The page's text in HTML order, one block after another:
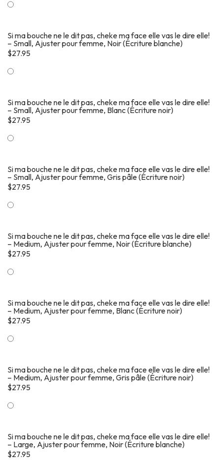
Si ma bouche ne le dit pas, cheke ma face elle vas le dire elle!
– Small, Ajuster pour femme, Noir (Écriture blanche)
$27.95
Si ma bouche ne le dit pas, cheke ma face elle vas le dire elle!
– Small, Ajuster pour femme, Blanc (Écriture noir)
$27.95
Si ma bouche ne le dit pas, cheke ma face elle vas le dire elle!
– Small, Ajuster pour femme, Gris pâle (Écriture noir)
$27.95
Si ma bouche ne le dit pas, cheke ma face elle vas le dire elle!
– Medium, Ajuster pour femme, Noir (Écriture blanche)
$27.95
Si ma bouche ne le dit pas, cheke ma face elle vas le dire elle!
– Medium, Ajuster pour femme, Blanc (Écriture noir)
$27.95
Si ma bouche ne le dit pas, cheke ma face elle vas le dire elle!
– Medium, Ajuster pour femme, Gris pâle (Écriture noir)
$27.95
Si ma bouche ne le dit pas, cheke ma face elle vas le dire elle!
– Large, Ajuster pour femme, Noir (Écriture blanche)
$27.95